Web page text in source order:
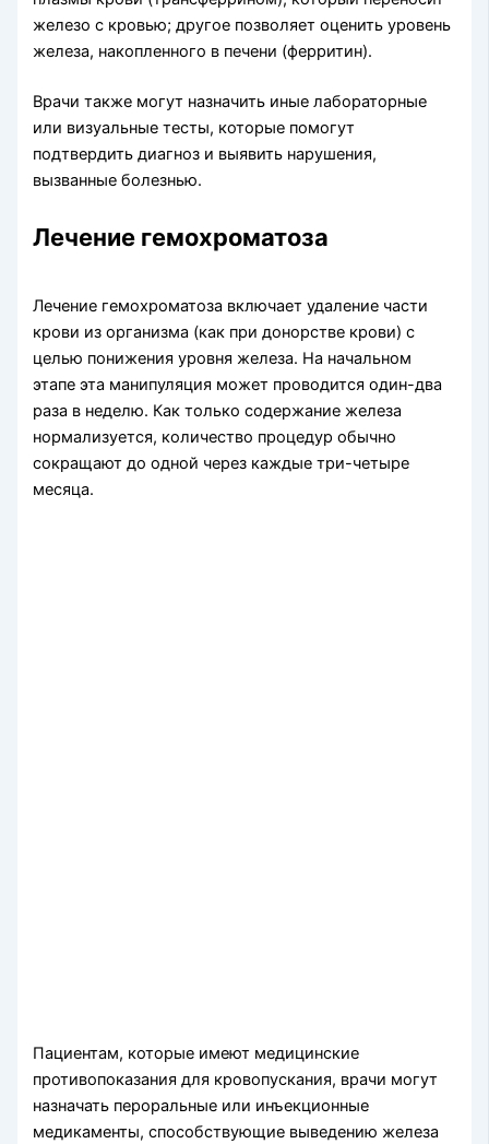
железо с кровью; другое позволяет оценить уровень
железа, накопленного в печени (ферритин).
Врачи также могут назначить иные лабораторные
или визуальные тесты, которые помогут
подтвердить диагноз и выявить нарушения,
вызванные болезнью.
Лечение гемохроматоза
Лечение гемохроматоза включает удаление части
крови из организма (как при донорстве крови) с
целью понижения уровня железа. На начальном
этапе эта манипуляция может проводится один-два
раза в неделю. Как только содержание железа
нормализуется, количество процедур обычно
сокращают до одной через каждые три-четыре
месяца.
Пациентам, которые имеют медицинские
противопоказания для кровопускания, врачи могут
назначать пероральные или инъекционные
медикаменты, способствующие выведению железа